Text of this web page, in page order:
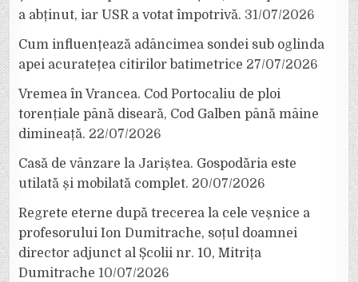
a abținut, iar USR a votat împotrivă. 31/07/2026
Cum influențează adâncimea sondei sub oglinda
apei acuratețea citirilor batimetrice 27/07/2026
Vremea în Vrancea. Cod Portocaliu de ploi
torențiale până diseară, Cod Galben până mâine
dimineață. 22/07/2026
Casă de vânzare la Jariștea. Gospodăria este
utilată și mobilată complet. 20/07/2026
Regrete eterne după trecerea la cele veșnice a
profesorului Ion Dumitrache, soțul doamnei
director adjunct al Școlii nr. 10, Mitrița
Dumitrache 10/07/2026